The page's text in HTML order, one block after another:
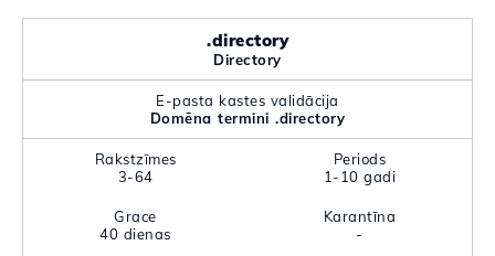
.directory
Directory
E-pasta kastes validācija
Domēna termini .directory
Rakstzīmes
3-64
Periods
1-10 gadi
Grace
40 dienas
Karantīna
-